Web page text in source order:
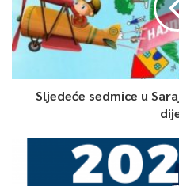
Sljedeće sedmice u